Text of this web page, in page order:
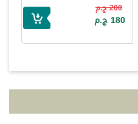
200 ج.م
180 ج.م